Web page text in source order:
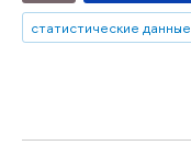
статистические данные